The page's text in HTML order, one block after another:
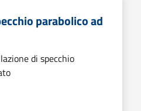
parabolico ad
di specchio